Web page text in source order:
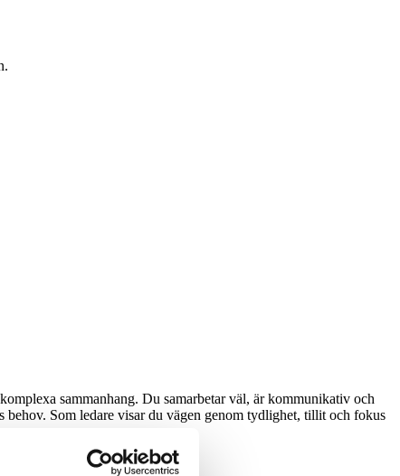
sammanhang. Du samarbetar väl, är kommunikativ och
Som ledare visar du vägen genom tydlighet, tillit och fokus